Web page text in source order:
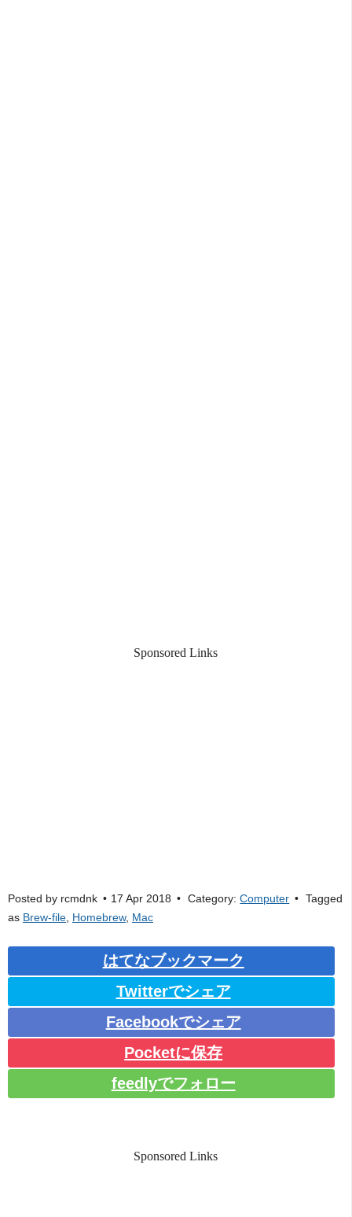
Sponsored Links
Posted by rcmdnk 17 Apr 2018 Category:Computer
Tagged
as Brew-file, Homebrew, Mac
はてなブックマーク
Twitterでシェア
Facebookでシェア
Pocketに保存
feedlyでフォロー
Sponsored Links